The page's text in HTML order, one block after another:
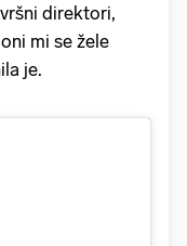
direktori,
mi se žele
je.